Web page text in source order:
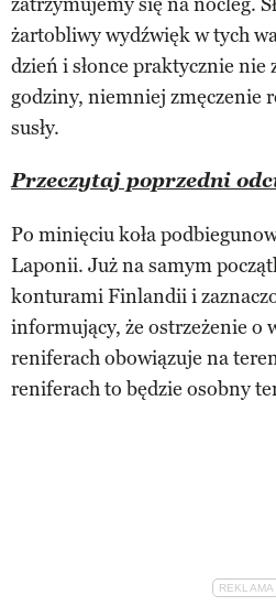
żartobliwy wydźwięk w tych
dzień i słonce praktycznie nie
godziny, niemniej zmęczenie
susły.
Przeczytaj poprzedni
Po minięciu koła
Laponii. Już na samym
konturami Finlandii i
informujący, że ostrzeżenie o
reniferach obowiązuje na
reniferach to będzie osobny